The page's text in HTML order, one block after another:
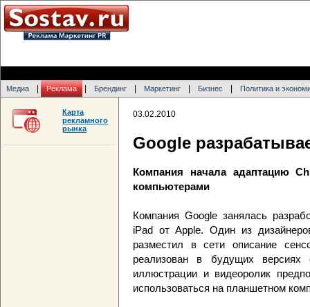
Медиа Реклама Брендинг Маркетинг Бизнес Политика и
03.02.2010
Google
Компания начала адаптацию
компьютерами
Компания Google занялась
iPad от Apple. Один из
разместил в сети описание
реализован в будущих версиях
иллюстрации и видеоролик
использоваться на планшетном
Карта
рекламного
рынка